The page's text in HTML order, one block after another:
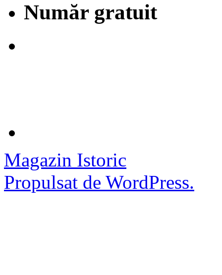
Număr gratuit
Magazin Istoric
Propulsat de WordPress.